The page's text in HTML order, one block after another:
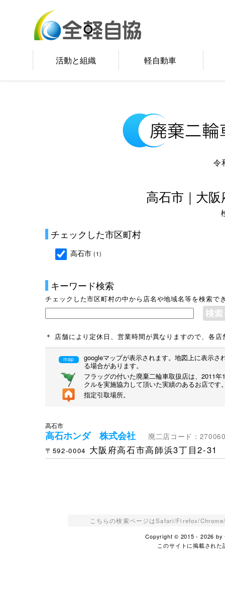
活動と組織 軽自動車
令
高石市｜大
チェックした市区町村
高石市 (1)
キーワード検索
チェックした市区町村の中から店名や地域名等を検索で
＊ 店舗により定休日、営業時間が異なりますので、各
map
googleマップが表示されます。地図上に表示
る場合があります。
フラッグの付いた廃棄二輪車取扱店は、2011
クルを実施協力して頂いた実績のあるお店です
指定引取場所。
高石市
高石ホンダ 株式会社
廃二店コード：
〒592-0004 大阪府高石市高師浜3丁目2-31
こちらの検索ページはSafari/Firefox/
Copyright © 2015 - 2026 by
このサイトに掲載され